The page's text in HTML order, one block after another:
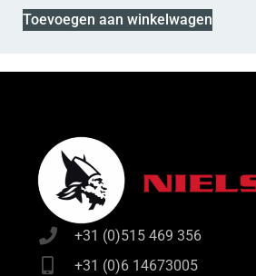
Toevoegen aan winkelwagen
+31 (0)515 469 356
+31 (0)6 14673005